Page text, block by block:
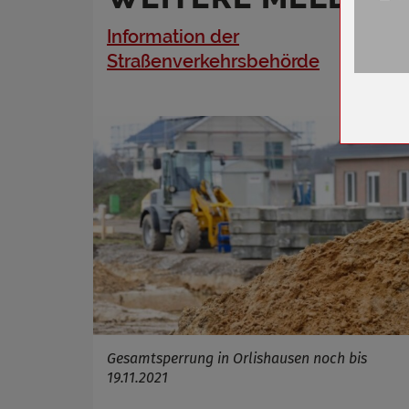
Information der
Straßenverkehrsbehörde
Gesamtsperrung in Orlishausen noch bis
19.11.2021
Name
Anbieter
Zweck
Cookie
Cookie